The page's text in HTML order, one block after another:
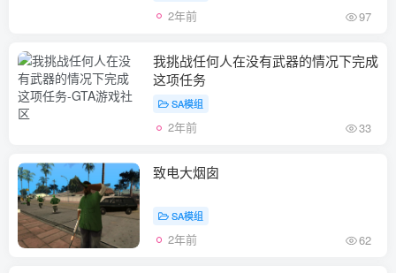
2年前 97
我挑战任何人在没有武器的情况下完成
这项任务
SA模组
2年前 33
致电大烟囱
SA模组
2年前 62